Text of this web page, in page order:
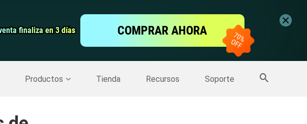
finaliza en 3 días
finaliza en 3 días COMPRAR AHORA
Productos Tienda Recursos Soporte
Grabador de pantalla
de seguridad del iPhone >> Más productos